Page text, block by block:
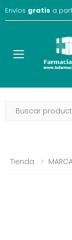
Envíos gratis a
Toggle
Tienda